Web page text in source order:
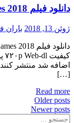
دانلود فیلم The Jurassic Games 2018
ژوئن 13, 2018 باران
اضافه شد منتشر
[…]
Read more
Posts
navigation
Older posts
Newer posts
جستجو